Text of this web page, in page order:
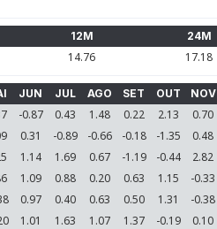
12M 24M
14.76 17.18
JUN JUL AGO SET OUT NOV
-0.87 0.43 1.48 0.22 2.13 0.70
0.31 -0.89 -0.66 -0.18 -1.35 0.48
1.14 1.69 0.67 -1.19 -0.44 2.82
1.09 0.88 0.20 0.63 1.15 -0.33
0.97 0.40 0.63 0.50 1.31 -0.38
1.01 1.63 1.07 1.37 -0.19 0.10